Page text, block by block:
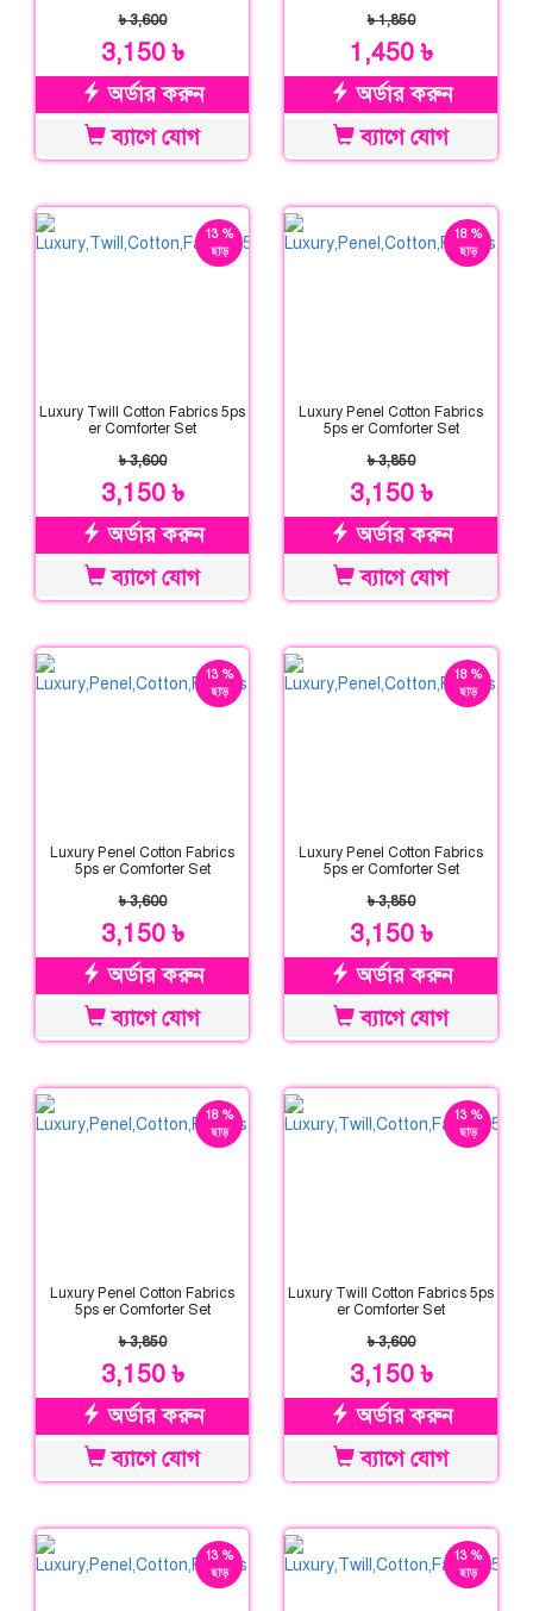
৳ 3,600
3,150 ৳
অর্ডার করুন
ব্যাগে যোগ
৳ 1,850
1,450 ৳
অর্ডার করুন
ব্যাগে যোগ
13 %
ছাড়
Luxury Twill Cotton Fabrics 5ps
er Comforter Set
৳ 3,600
3,150 ৳
অর্ডার করুন
ব্যাগে যোগ
18 %
ছাড়
Luxury Penel Cotton Fabrics
5ps er Comforter Set
৳ 3,850
3,150 ৳
অর্ডার করুন
ব্যাগে যোগ
13 %
ছাড়
Luxury Penel Cotton Fabrics
5ps er Comforter Set
৳ 3,600
3,150 ৳
অর্ডার করুন
ব্যাগে যোগ
18 %
ছাড়
Luxury Penel Cotton Fabrics
5ps er Comforter Set
৳ 3,850
3,150 ৳
অর্ডার করুন
ব্যাগে যোগ
18 %
ছাড়
Luxury Penel Cotton Fabrics
5ps er Comforter Set
৳ 3,850
3,150 ৳
অর্ডার করুন
ব্যাগে যোগ
13 %
ছাড়
Luxury Twill Cotton Fabrics 5ps
er Comforter Set
৳ 3,600
3,150 ৳
অর্ডার করুন
ব্যাগে যোগ
13 %
ছাড়
13 %
ছাড়